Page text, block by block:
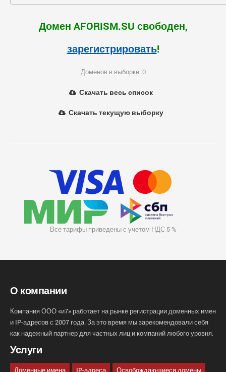
Домен AFORISM.SU свободен,
зарегистрировать!
Доменов в выборке: 0
Скачать весь список
Скачать текущую выборку
Все тарифы приведены с учетом НДС 5 %
О компании
Компания ООО «и7» работает на рынке регистрации доменных имен
и IP-адресов с 2007 года. За это время мы зарекомендовали себя
как надежный партнер для частных лиц и компаний любого уровня.
Услуги
Доменные имена IP-адреса Освобождающиеся домены